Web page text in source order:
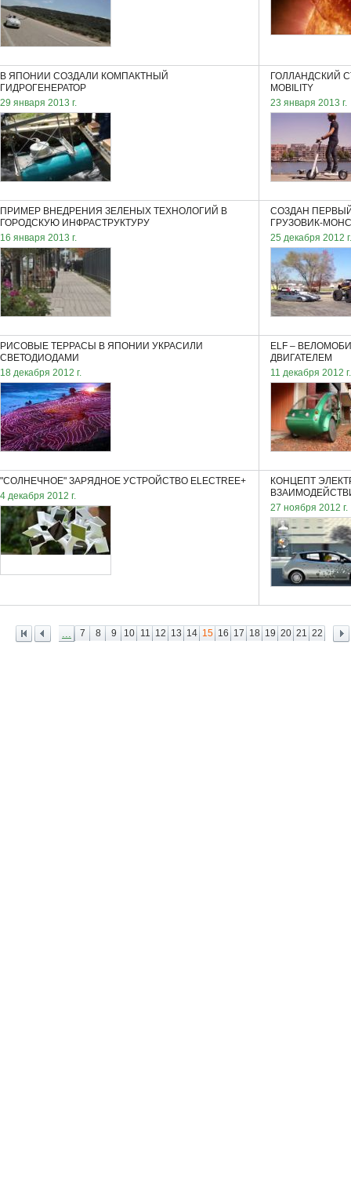
В ЯПОНИИ СОЗДАЛИ КОМПАКТНЫЙ
ГИДРОГЕНЕРАТОР
29 января 2013 г.
ГОЛЛАНДСКИЙ
MOBILITY
23 января 2013 г.
ПРИМЕР ВНЕДРЕНИЯ ЗЕЛЕНЫХ ТЕХНОЛОГИЙ В
ГОРОДСКУЮ ИНФРАСТРУКТУРУ
16 января 2013 г.
СОЗДАН
ГРУЗОВИК-
25 декабря 2012 г.
РИСОВЫЕ ТЕРРАСЫ В ЯПОНИИ УКРАСИЛИ
СВЕТОДИОДАМИ
18 декабря 2012 г.
ELF –
ДВИГАТЕЛЕМ
11 декабря 2012 г.
"СОЛНЕЧНОЕ" ЗАРЯДНОЕ УСТРОЙСТВО ELECTREE+
4 декабря 2012 г.
КОНЦЕПТ
27 ноября 2012 г.
... 7 8 9 10 11 12 13 14 15 16 17 18 19 20 21 22